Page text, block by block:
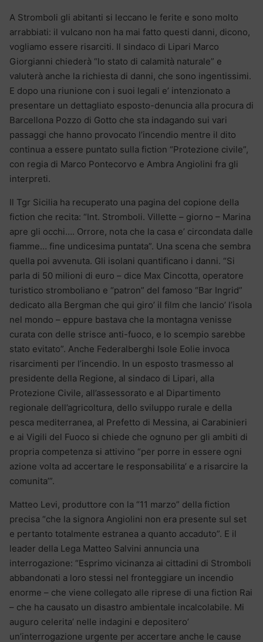
A Stromboli gli abitanti si leccano le ferite e sono molto
arrabbiati: il vulcano non ha mai fatto questi danni, dicono,
vogliamo essere risarciti. Il sindaco di Lipari Marco
Giorgianni chiederà “lo stato di calamità naturale” e
valuterà anche la richiesta di danni, che sono ingentissimi.
E dopo una riunione con i suoi legali e’ intenzionato a
presentare un dettagliato esposto-denuncia alla procura di
Barcellona Pozzo di Gotto che sta indagando sui vari
passaggi che hanno provocato l’incendio mentre il dito
continua a essere puntato sulla fiction “Protezione civile”,
con regia di Marco Pontecorvo e Ambra Angiolini fra gli
interpreti.
Il Tgr Sicilia ha recuperato una pagina del copione della
fiction che recita: “Int. Stromboli. Villette – giorno – Marina
apre gli occhi…. Orrore, nota che la casa e’ circondata dalle
fiamme… fine undicesima puntata”. Una scena che sembra
quella poi avvenuta. Gli isolani quantificano i danni. “Si
parla di 50 milioni di euro – dice Max Cincotta, operatore
turistico stromboliano e “patron” del famoso “Bar Ingrid”
dedicato alla Bergman che qui giro’ il film che lancio’ l’isola
nel mondo – eppure bastava che la montagna venisse
curata con delle strisce anti-fuoco, e lo scempio sarebbe
stato evitato”. Anche Federalberghi Isole Eolie invoca
risarcimenti per l’incendio. In un esposto trasmesso al
presidente della Regione, al sindaco di Lipari, alla
Protezione Civile, all’assessorato e al Dipartimento
regionale dell’agricoltura, dello sviluppo rurale e della
pesca mediterranea, al Prefetto di Messina, ai Carabinieri
e ai Vigili del Fuoco si chiede che ognuno per gli ambiti di
propria competenza si attivino “per porre in essere ogni
azione volta ad accertare le responsabilita’ e a risarcire la
comunita’”.
Matteo Levi, produttore con la “11 marzo” della fiction
precisa “che la signora Angiolini non era presente sul set
e pertanto totalmente estranea a quanto accaduto”. E il
leader della Lega Matteo Salvini annuncia una
interrogazione: “Esprimo vicinanza ai cittadini di Stromboli
abbandonati a loro stessi nel fronteggiare un incendio
enorme – che viene collegato alle riprese di una fiction Rai
– che ha causato un disastro ambientale incalcolabile. Mi
auguro celerita’ nelle indagini e depositero’
un’interrogazione urgente per accertare anche le cause